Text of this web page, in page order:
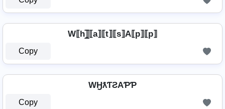
W⟦h⟧̲̅⟦a⟧⟦t⟧⟦s⟧A⟦p⟧⟦p⟧
Copy
WӇƛƬƧAƤƤ
Copy